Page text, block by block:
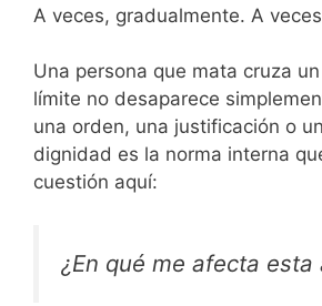
A veces, gradualmente. A
Una persona que mata cruza
límite no desaparece
una orden, una justificación o
dignidad es la norma interna
cuestión aquí:
¿En qué me afecta esta